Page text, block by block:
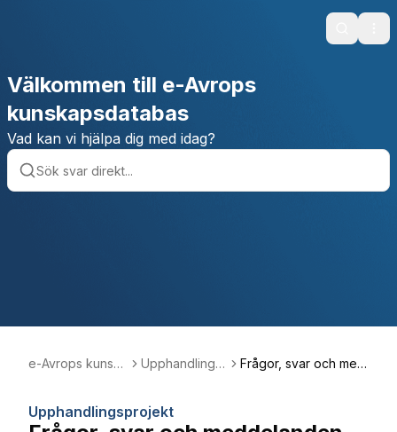
Search
Välkommen till e-Avrops
kunskapsdatabas
Vad kan vi hjälpa dig med idag?
e-Avrops kunska
Upphandlings
Frågor, svar och med
Upphandlingsprojekt